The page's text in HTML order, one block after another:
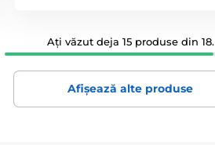
Ați văzut deja 15 produse din 18.
Afișează alte produse